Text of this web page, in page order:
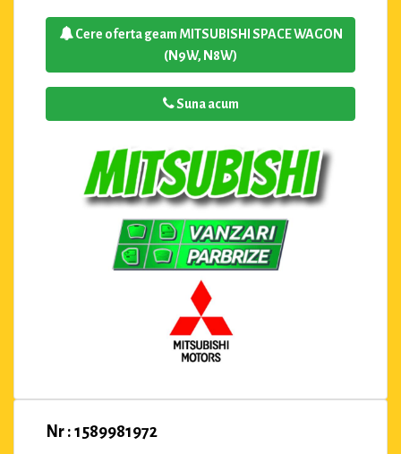
Cere oferta geam MITSUBISHI SPACE WAGON
(N9W, N8W)
Suna acum
Nr : 1589981972